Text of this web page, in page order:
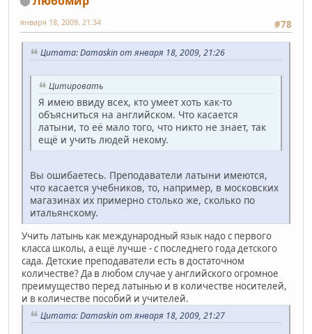
#78
января 18, 2009, 21:34
Цитата: Damaskin от января 18, 2009, 21:26
Цитировать
Я имею ввиду всех, кто умеет хоть как-то
объясниться на английском. Что касается
латыни, то её мало того, что никто не знает, так
ещё и учить людей некому.
Вы ошибаетесь. Преподаватели латыни имеются,
что касается учебников, то, например, в московских
магазинах их примерно столько же, сколько по
итальянскому.
Учить латынь как международный язык надо с первого
класса школы, а ещё лучше - с последнего года детского
сада. Детские преподаватели есть в достаточном
количестве? Да в любом случае у английского огромное
преимущество перед латынью и в количестве носителей,
и в количестве пособий и учителей.
Цитата: Damaskin от января 18, 2009, 21:27